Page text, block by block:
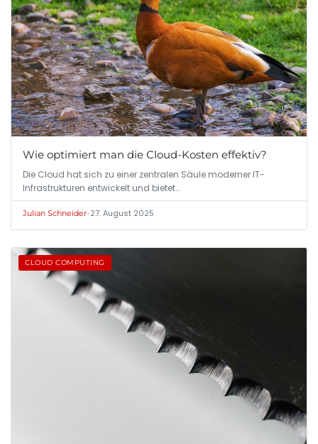
Wie optimiert man die Cloud-Kosten effektiv?
Die Cloud hat sich zu einer zentralen Säule moderner IT-
Infrastrukturen entwickelt und bietet…
Julian Schneider•27. August 2025
CLOUD COMPUTING